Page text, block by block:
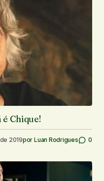
é Chique!
2019por Luan Rodrigues 0